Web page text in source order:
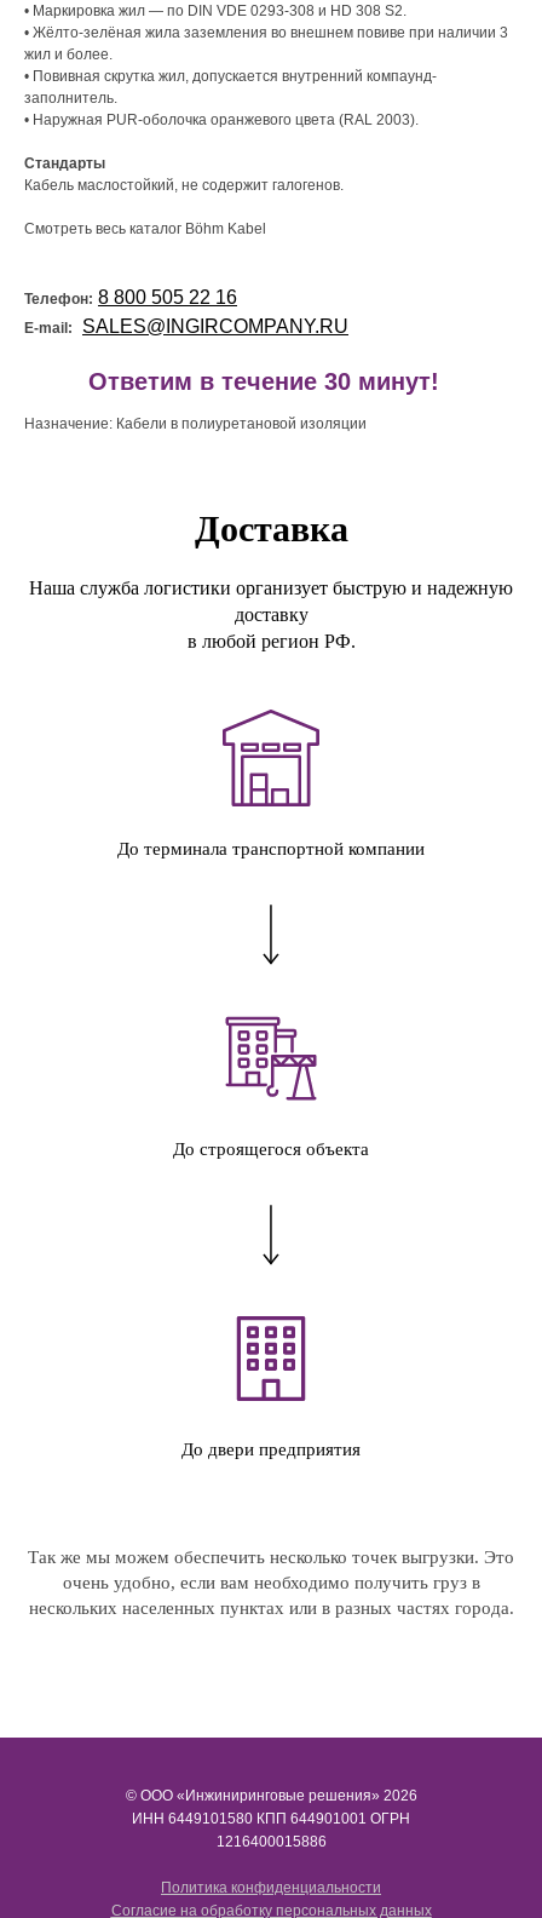
• Маркировка жил — по DIN VDE 0293-308 и HD 308 S2.
• Жёлто-зелёная жила заземления во внешнем повиве при наличии 3
жил и более.
• Повивная скрутка жил, допускается внутренний компаунд-
заполнитель.
• Наружная PUR-оболочка оранжевого цвета (RAL 2003).
Стандарты
Кабель маслостойкий, не содержит галогенов.
Смотреть весь каталог Böhm Kabel
Телефон: 8 800 505 22 16
E-mail: SALES@INGIRCOMPANY.RU
Ответим в течение 30 минут!
Назначение: Кабели в полиуретановой изоляции
Доставка
Наша служба логистики организует быструю и надежную
доставку
в любой регион РФ.
До терминала транспортной компании
До строящегося объекта
До двери предприятия
Так же мы можем обеспечить несколько точек выгрузки. Это
очень удобно, если вам необходимо получить груз в
нескольких населенных пунктах или в разных частях города.
© ООО «Инжиниринговые решения» 2026
ИНН​​​​​​​ 6449101580 КПП 644901001 ОГРН
1216400015886
Политика конфиденциальности
Согласие на обработку персональных данных